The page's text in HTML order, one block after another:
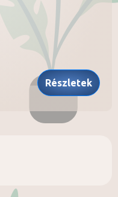
Részletek